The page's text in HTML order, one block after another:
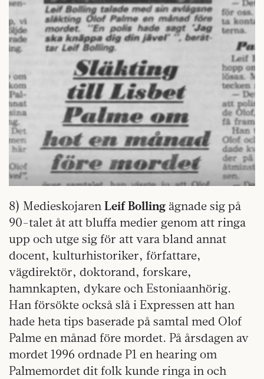
8) MedieskojarenLeif Bolling ägnade sig på
90-talet åt att bluffa medier genom att ringa
upp och utge sig för att vara bland annat
docent, kulturhistoriker, författare,
vägdirektör, doktorand, forskare,
hamnkapten, dykare och Estoniaanhörig.
Han försökte också slå i Expressen att han
hade heta tips baserade på samtal med Olof
Palme en månad före mordet. På årsdagen av
mordet 1996 ordnade P1 en hearing om
Palmemordet dit folk kunde ringa in och